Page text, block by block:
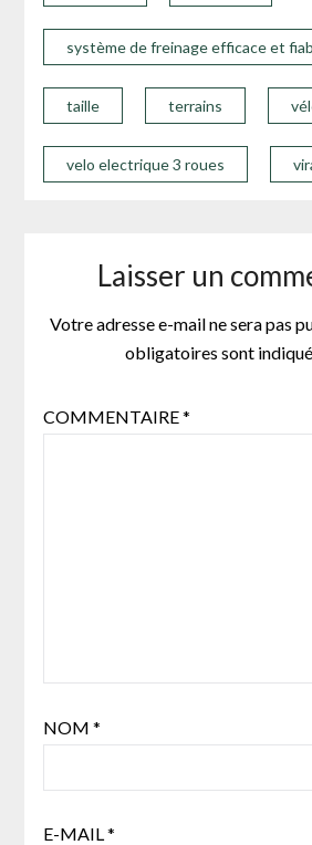
système de freinage efficace et
taille terrains
velo electrique 3 roues
Laisser un
Votre adresse e-mail ne sera pas
obligatoires sont
COMMENTAIRE*
NOM *
E-MAIL *